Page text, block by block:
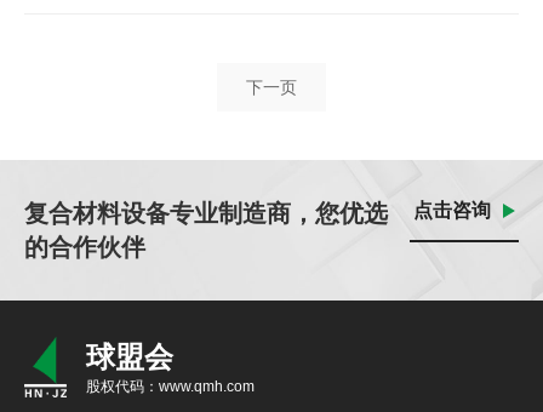
下一页
复合材料设备专业制造商，您优选
的合作伙伴
点击咨询
球盟会
股权代码：www.qmh.com